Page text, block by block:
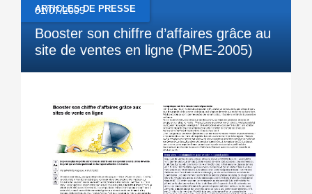
ARTICLES DE PRESSE
01/07/2005
Booster son chiffre d’affaires grâce au
site de ventes en ligne (PME-2005)